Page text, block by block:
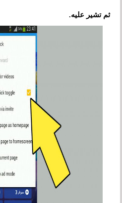
ثم تشير عليه.